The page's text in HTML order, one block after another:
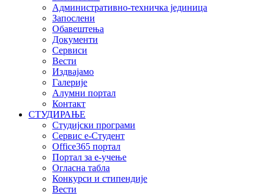
Административно-техничка јединица
Запослени
Обавештења
Документи
Сервиси
Вести
Издвајамо
Галерије
Алумни портал
Контакт
СТУДИРАЊЕ
Студијски програми
Сервис е-Студент
Office365 портал
Портал за е-учење
Огласна табла
Конкурси и стипендије
Вести